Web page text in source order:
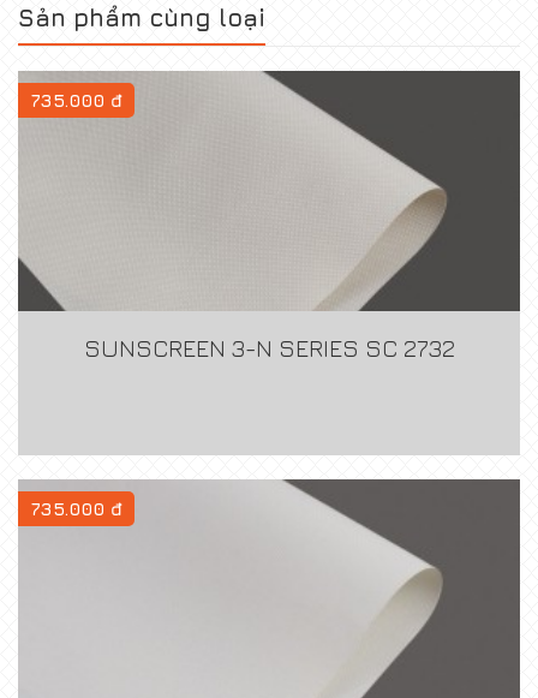
Sản phẩm cùng loại
735.000 đ
SUNSCREEN 3-N SERIES SC 2732
735.000 đ